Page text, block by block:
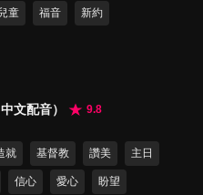
童 福音 新約
文配音）
9.8
就 基督教 讚美 主日
信心 愛心 盼望